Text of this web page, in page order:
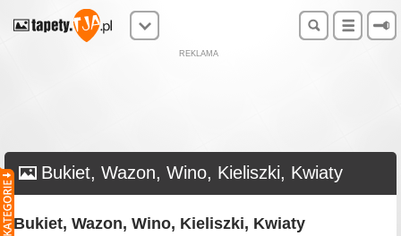
REKLAMA
Bukiet, Wazon, Wino, Kieliszki, Kwiaty
Bukiet, Wazon, Wino, Kieliszki, Kwiaty